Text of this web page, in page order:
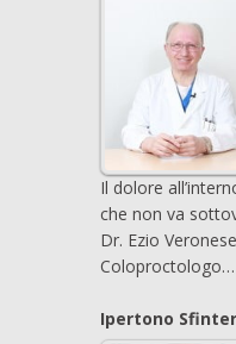
Il dolore
che non va
Dr. Ezio
Coloproctologo…
Ipertono